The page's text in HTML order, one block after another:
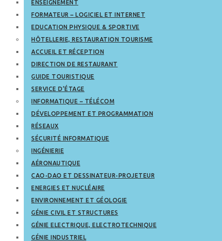
ENSEIGNEMENT
FORMATEUR – LOGICIEL ET INTERNET
EDUCATION PHYSIQUE & SPORTIVE
HÔTELLERIE, RESTAURATION TOURISME
ACCUEIL ET RÉCEPTION
DIRECTION DE RESTAURANT
GUIDE TOURISTIQUE
SERVICE D’ÉTAGE
INFORMATIQUE – TÉLÉCOM
DÉVELOPPEMENT ET PROGRAMMATION
RÉSEAUX
SÉCURITÉ INFORMATIQUE
INGÉNIERIE
AÉRONAUTIQUE
CAO-DAO ET DESSINATEUR-PROJETEUR
ENERGIES ET NUCLÉAIRE
ENVIRONNEMENT ET GÉOLOGIE
GÉNIE CIVIL ET STRUCTURES
GÉNIE ELECTRIQUE, ELECTROTECHNIQUE
GÉNIE INDUSTRIEL